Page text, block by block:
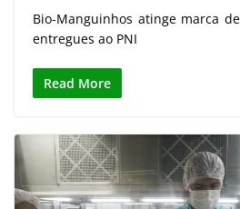
Bio-Manguinhos atinge marca
entregues ao PNI
Read More